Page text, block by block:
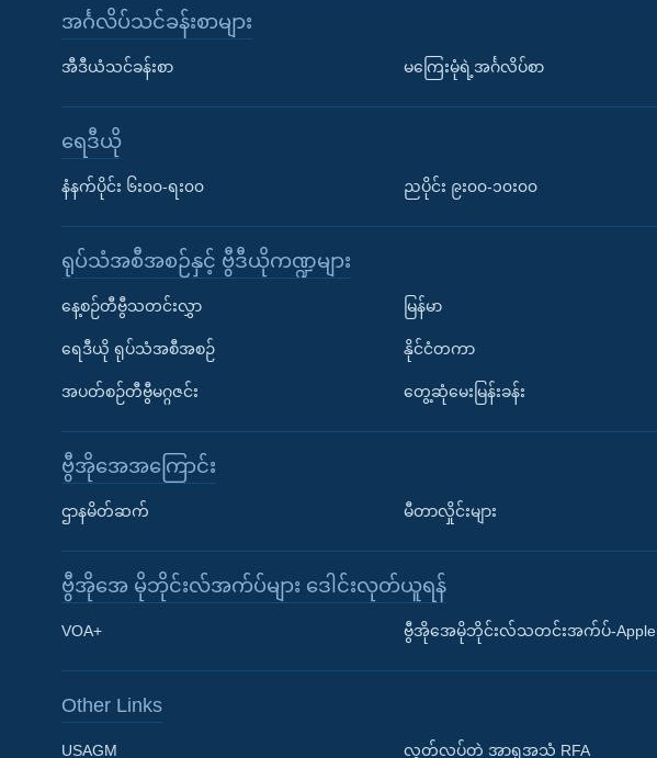
Learning English
အင်္ဂလိပ်သင်ခန်းစာများ
အီဒီယံသင်ခန်းစာ မကြေးမုံရဲ့အင်္ဂလိပ်စာ
ရေဒီယို
နံနက်ပိုင်း ၆း၀၀-ရး၀၀ ညပိုင်း ၉း၀၀-၁၀း၀၀
ရုပ်သံအစီအစဉ်နှင့် ဗွီဒီယိုကဏ္ဍများ
နေ့စဉ်တီဗွီသတင်းလွှာ
ရေဒီယို ရုပ်သံအစီအစဉ်
အပတ်စဉ်တီဗွီမဂ္ဂဇင်း
မြန်မာ
နိုင်ငံတကာ
တွေ့ဆုံမေးမြန်းခန်း
ဗွီအိုအေအကြောင်း
ဌာနမိတ်ဆက် မီတာလှိုင်းများ
ဗွီအိုအေ မိုဘိုင်းလ်အက်ပ်များ ဒေါင်းလုတ်ယူရန်
VOA+ ဗွီအိုအေမိုဘိုင်းလ်သတင်းအက်ပ်-Apple
Other Links
USAGM လွတ်လပ်တဲ့ အာရှအသံ RFA